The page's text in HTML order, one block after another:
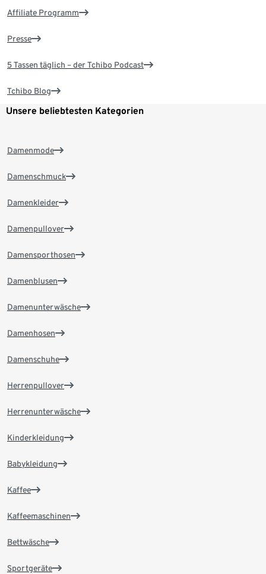
Affiliate Programm
Presse
5 Tassen täglich – der Tchibo Podcast
Tchibo Blog
Unsere beliebtesten Kategorien
Damenmode
Damenschmuck
Damenkleider
Damenpullover
Damensporthosen
Damenblusen
Damenunterwäsche
Damenhosen
Damenschuhe
Herrenpullover
Herrenunterwäsche
Kinderkleidung
Babykleidung
Kaffee
Kaffeemaschinen
Bettwäsche
Sportgeräte